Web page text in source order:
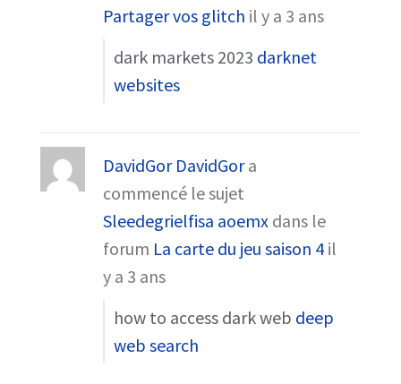
Partager vos glitch il y a 3 ans
dark markets 2023 darknet
websites
DavidGor DavidGora
commencé le sujet
Sleedegrielfisa aoemx dans le
forum La carte du jeu saison 4 il
y a 3 ans
how to access dark web deep
web search